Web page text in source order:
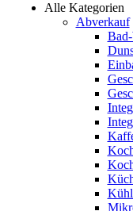
Alle Kategorien
Abverkauf